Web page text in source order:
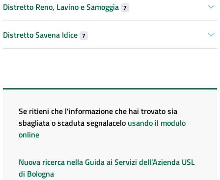
Distretto Reno, Lavino e Samoggia 7
Distretto Savena Idice 7
Se ritieni che l'informazione che hai trovato sia
sbagliata o scaduta segnalacelo usando il modulo
online
Nuova ricerca nella Guida ai Servizi dell'Azienda USL
di Bologna